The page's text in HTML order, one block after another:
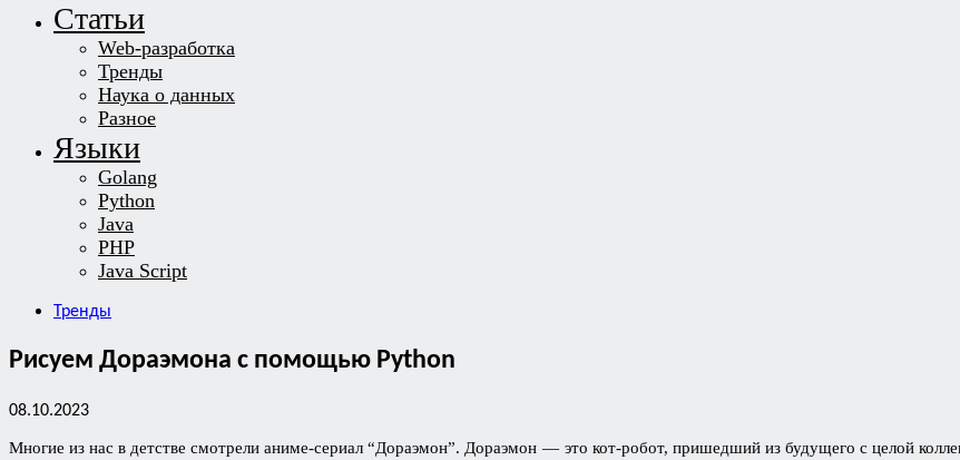
Статьи
Web-разработка
Тренды
Наука о данных
Разное
Языки
Golang
Python
Java
PHP
Java Script
Тренды
Рисуем Дораэмона с помощью Python
08.10.2023
Многие из нас в детстве смотрели аниме-сериал “Дораэмон”. Дораэмон — это кот-робот, пришедший из будущего с целой